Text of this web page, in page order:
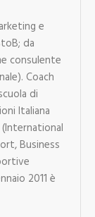
e
da
consulente
Coach
di
Italiana
Business
2011 è